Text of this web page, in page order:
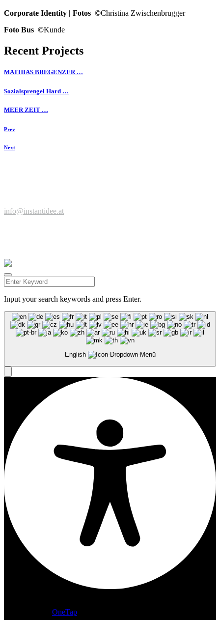
Corporate Identity | Fotos ©Christina Zwischenbrugger
Foto Bus ©Kunde
Recent Projects
MATHIAS BREGENZER …
Sozialsprengel Hard …
MEER ZEIT …
Prev
Next
info@instantidee.at
Input your search keywords and press Enter.
English
OneTap
Inhaltsmodule